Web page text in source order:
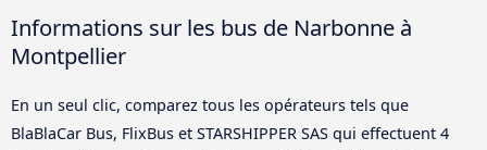
Informations sur les bus de Narbonne à
Montpellier
En un seul clic, comparez tous les opérateurs tels que
BlaBlaCar Bus, FlixBus et STARSHIPPER SAS qui effectuent 4